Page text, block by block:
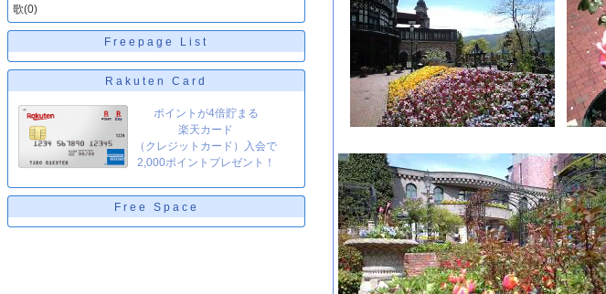
歌(0)
Freepage List
Rakuten Card
ポイントが4倍貯まる
楽天カード
（クレジットカード）入会で
2,000ポイントプレゼント！
Free Space